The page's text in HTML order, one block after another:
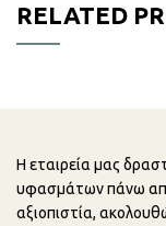
RELATED
Η εταιρεία μας
υφασμάτων πάνω
αξιοπιστία,